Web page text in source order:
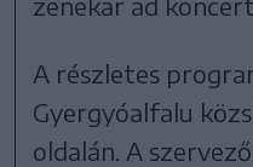
A részletes
Gyergyóalfalu
oldalán. A